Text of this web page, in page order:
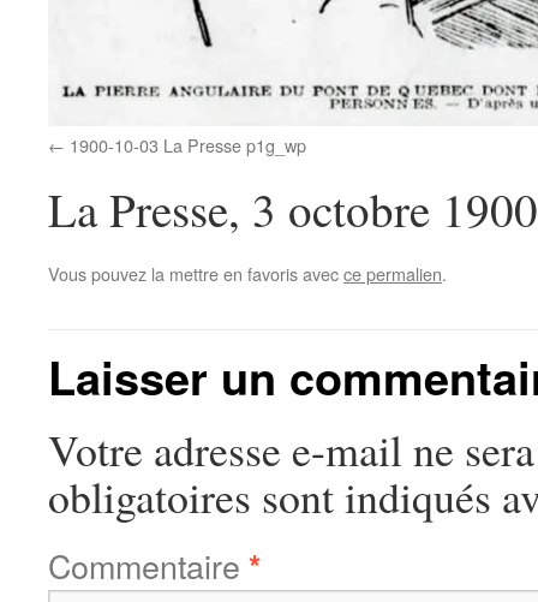
1900-10-03 La Presse p1g_wp
La Presse, 3 octobre 1900
Vous pouvez la mettre en favoris avecce permalien.
Laisser un
Votre adresse e-mail ne
obligatoires sont indiqués
Commentaire *